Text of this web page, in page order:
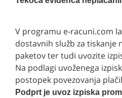
V programu e-racuni.com
dostavnih služb za tiskanje
paketov ter tudi uvozite
Na podlagi uvoženega
postopek povezovanja
Podprt je uvoz izpiska